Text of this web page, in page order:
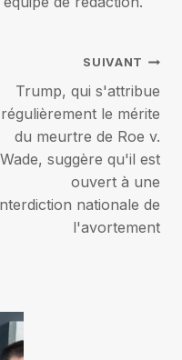
SUIVANT
Trump, qui s'attribue
régulièrement le mérite
du meurtre de Roe v.
Wade, suggère qu'il est
ouvert à une
nationale de
l'avortement